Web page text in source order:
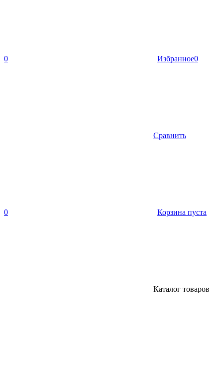
0 Избранное0
Сравнить
0 Корзина пуста
Каталог товаров